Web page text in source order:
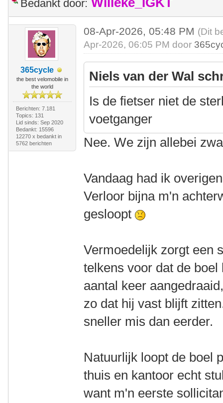
Bedankt door:
365cycle
the best velomobile in
the world
Berichten: 7.181
Topics: 131
Lid sinds: Sep 2020
Bedankt: 15596
12270 x bedankt in
5762 berichten
08-Apr-2026, 05:48 PM (Dit
Apr-2026, 06:05 PM door
Niels van der Wal
Is de fietser niet de
voetganger
Nee. We zijn allebei
Vandaag had ik
Verloor bijna m'n
gesloopt
Vermoedelijk zorgt een
telkens voor dat de
aantal keer
zo dat hij vast blijft
sneller mis dan eerder.
Natuurlijk loopt de boel
thuis en kantoor echt
want m'n eerste